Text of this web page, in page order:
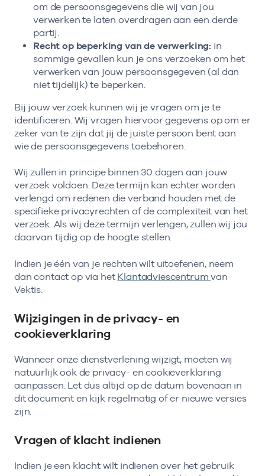
om de persoonsgegevens die wij van jou
verwerken te laten overdragen aan een derde
partij.
Recht op beperking van de verwerking: in
sommige gevallen kun je ons verzoeken om het
verwerken van jouw persoonsgegeven (al dan
niet tijdelijk) te beperken.
Bij jouw verzoek kunnen wij je vragen om je te
identificeren. Wij vragen hiervoor gegevens op om er
zeker van te zijn dat jij de juiste persoon bent aan
wie de persoonsgegevens toebehoren.
Wij zullen in principe binnen 30 dagen aan jouw
verzoek voldoen. Deze termijn kan echter worden
verlengd om redenen die verband houden met de
specifieke privacyrechten of de complexiteit van het
verzoek. Als wij deze termijn verlengen, zullen wij jou
daarvan tijdig op de hoogte stellen.
Indien je één van je rechten wilt uitoefenen, neem
dan contact op via het Klantadviescentrumvan
Vektis.
Wijzigingen in de privacy- en
cookieverklaring
Wanneer onze dienstverlening wijzigt, moeten wij
natuurlijk ook de privacy- en cookieverklaring
aanpassen. Let dus altijd op de datum bovenaan in
dit document en kijk regelmatig of er nieuwe versies
zijn.
Vragen of klacht indienen
Indien je een klacht wilt indienen over het gebruik